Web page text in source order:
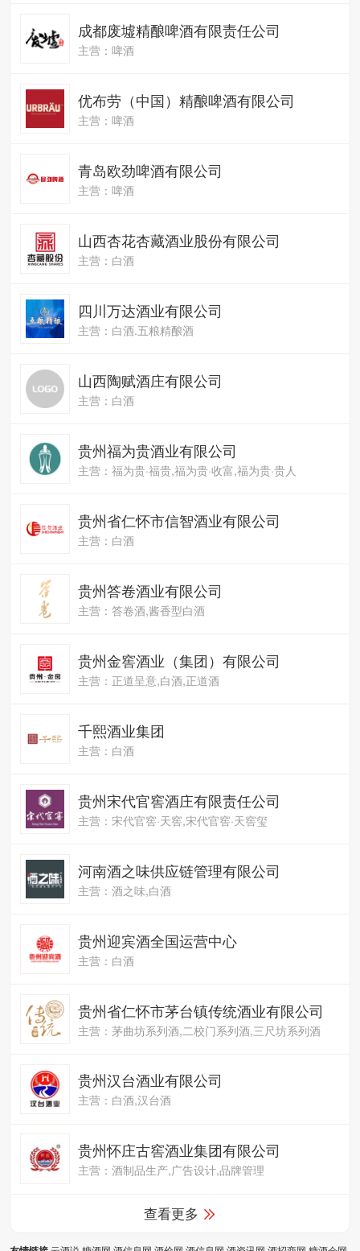
成都废墟精酿啤酒有限责任公司
主营：啤酒
优布劳（中国）精酿啤酒有限公司
主营：啤酒
青岛欧劲啤酒有限公司
主营：啤酒
山西杏花杏藏酒业股份有限公司
主营：白酒
四川万达酒业有限公司
主营：白酒.五粮精酿酒
山西陶赋酒庄有限公司
主营：白酒
贵州福为贵酒业有限公司
主营：福为贵·福贵,福为贵·收富,福为贵·贵人
贵州省仁怀市信智酒业有限公司
主营：白酒
贵州答卷酒业有限公司
主营：答卷酒,酱香型白酒
贵州金窖酒业（集团）有限公司
主营：正道呈意,白酒,正道酒
千熙酒业集团
主营：白酒
贵州宋代官窖酒庄有限责任公司
主营：宋代官窖·天窖,宋代官窖·天窖玺
河南酒之味供应链管理有限公司
主营：酒之味,白酒
贵州迎宾酒全国运营中心
主营：白酒
贵州省仁怀市茅台镇传统酒业有限公司
主营：茅曲坊系列酒,二校门系列酒,三尺坊系列酒
贵州汉台酒业有限公司
主营：白酒,汉台酒
贵州怀庄古窖酒业集团有限公司
主营：酒制品生产,广告设计,品牌管理
查看更多